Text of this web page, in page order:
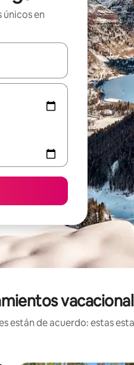
únicos en
navega con las teclas de
están de acuerdo: estas